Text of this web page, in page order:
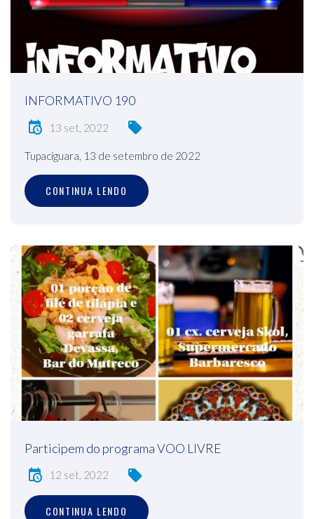
INFORMATIVO 190
13 set, 2022
Tupaciguara, 13 de setembro de 2022
CONTINUA LENDO
Participem do programa VOO LIVRE
12 set, 2022
CONTINUA LENDO